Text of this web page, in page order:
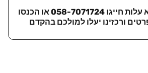
לתיאום אימון ללא עלות חייגו 058-7071724 או הכנסו
ורכזינו יעלו למולכם בהקדם